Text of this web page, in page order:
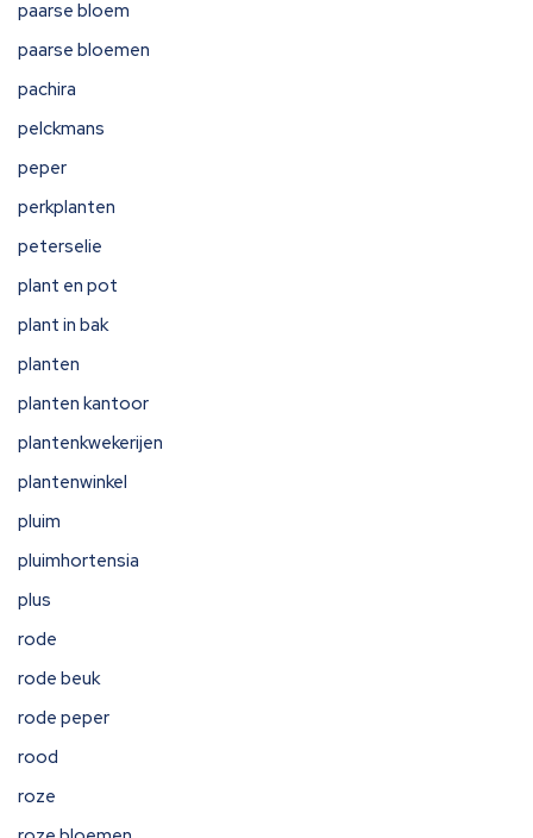
paarse bloem
paarse bloemen
pachira
pelckmans
peper
perkplanten
peterselie
plant en pot
plant in bak
planten
planten kantoor
plantenkwekerijen
plantenwinkel
pluim
pluimhortensia
plus
rode
rode beuk
rode peper
rood
roze